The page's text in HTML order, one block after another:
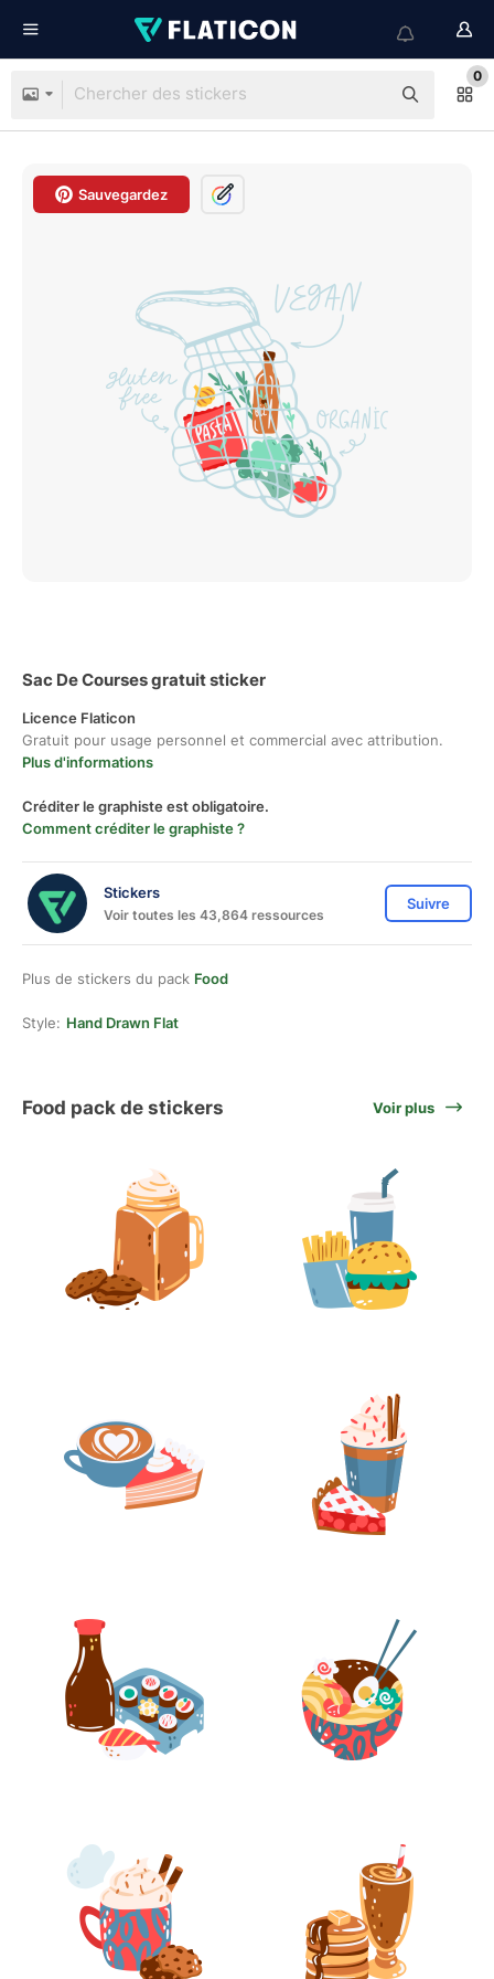
0
Sauvegardez
Sac De Courses gratuit sticker
Licence Flaticon
Gratuit pour usage personnel et commercial avec attribution.
Plus d'informations
Créditer le graphiste est obligatoire.
Comment créditer le graphiste ?
Stickers
Voir toutes les 43,864 ressources
Suivre
Plus de stickers du pack Food
Style: Hand Drawn Flat
Food pack de stickers Voir plus